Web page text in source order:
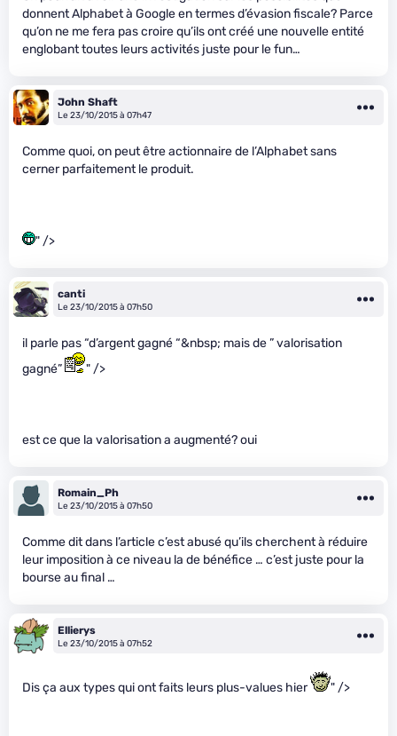
donnent Alphabet à Google en termes d’évasion fiscale? Parce
qu’on ne me fera pas croire qu’ils ont créé une nouvelle entité
englobant toutes leurs activités juste pour le fun…
John Shaft
Le 23/10/2015 à 07h47
Comme quoi, on peut être actionnaire de l’Alphabet sans
cerner parfaitement le produit.
" />
canti
Le 23/10/2015 à 07h50
il parle pas “d’argent gagné “&nbsp; mais de ” valorisation
gagné”
" />
est ce que la valorisation a augmenté? oui
Romain_Ph
Le 23/10/2015 à 07h50
Comme dit dans l’article c’est abusé qu’ils cherchent à réduire
leur imposition à ce niveau la de bénéfice … c’est juste pour la
bourse au final …
Ellierys
Le 23/10/2015 à 07h52
Dis ça aux types qui ont faits leurs plus-values hier " />